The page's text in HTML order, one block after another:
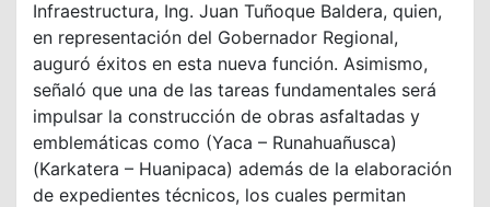
Infraestructura, Ing. Juan Tuñoque Baldera, quien,
en representación del Gobernador Regional,
auguró éxitos en esta nueva función. Asimismo,
señaló que una de las tareas fundamentales será
impulsar la construcción de obras asfaltadas y
emblemáticas como (Yaca – Runahuañusca)
(Karkatera – Huanipaca) además de la elaboración
de expedientes técnicos, los cuales permitan